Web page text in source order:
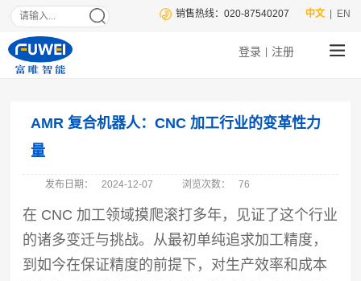
| EN
中文
销售热线：020-87540207
登录 注册
AMR 复合机器人：CNC 加工行业的变革性力
量
发布日期： 2024-12-07 浏览次数： 76
在 CNC 加工领域摸爬滚打多年，见证了这个行业
的诸多变迁与挑战。从最初单纯追求加工精度，
到如今在保证精度的前提下，对生产效率和成本